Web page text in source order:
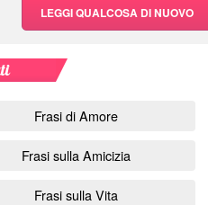
LEGGI QUALCOSA DI NUOVO
Frasi di Amore
Frasi sulla Amicizia
Frasi sulla Vita